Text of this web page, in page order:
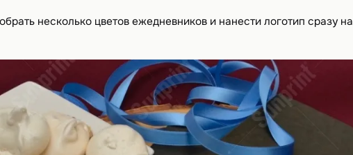
несколько цветов ежедневников и нанести логотип сразу на